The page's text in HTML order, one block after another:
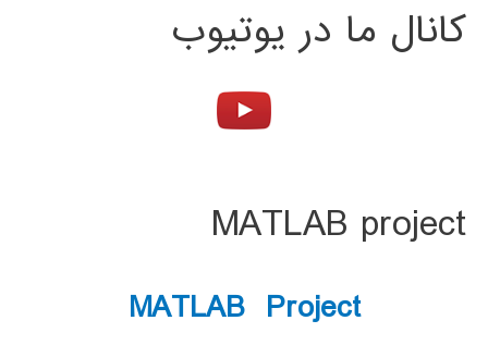
کانال ما در یوتیوب
MATLAB project
MATLAB Project